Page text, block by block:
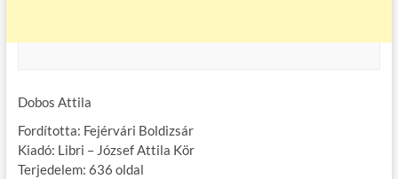
Dobos Attila
Fordította: Fejérvári Boldizsár
Kiadó: Libri – József Attila Kör
Terjedelem: 636 oldal